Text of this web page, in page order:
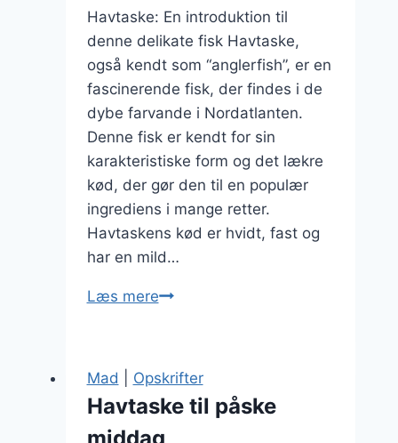
Havtaske: En introduktion til
denne delikate fisk Havtaske,
også kendt som “anglerfish”, er en
fascinerende fisk, der findes i de
dybe farvande i Nordatlanten.
Denne fisk er kendt for sin
karakteristiske form og det lækre
kød, der gør den til en populær
ingrediens i mange retter.
Havtaskens kød er hvidt, fast og
har en mild…
Læs mereHavtaske
basilikum
Mad Opskrifter
Havtaske til påske
middag